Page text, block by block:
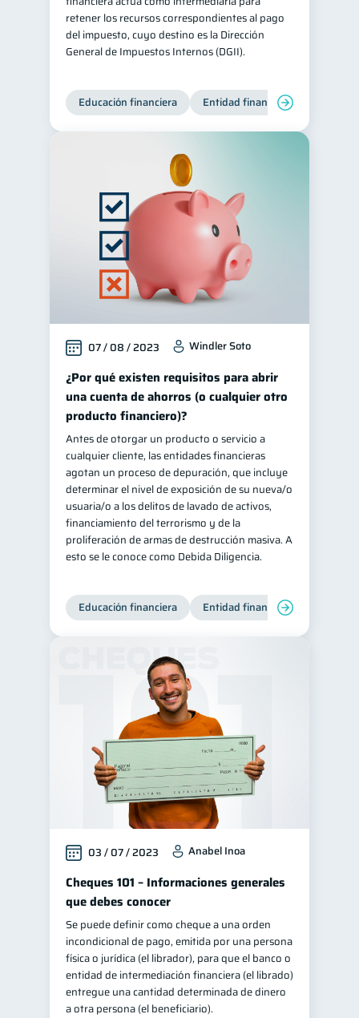
retener los recursos correspondientes al pago
del impuesto, cuyo destino es la Dirección
General de Impuestos Internos (DGII).
Educación financiera Entidad financiera
07 / 08 / 2023 Windler Soto
¿Por qué existen requisitos para abrir
una cuenta de ahorros (o cualquier otro
producto financiero)?
Antes de otorgar un producto o servicio a
cualquier cliente, las entidades financieras
agotan un proceso de depuración, que incluye
determinar el nivel de exposición de su nueva/o
usuaria/o a los delitos de lavado de activos,
financiamiento del terrorismo y de la
proliferación de armas de destrucción masiva. A
esto se le conoce como Debida Diligencia.
Educación financiera Entidad financiera
03 / 07 / 2023 Anabel Inoa
Cheques 101 – Informaciones generales
que debes conocer
Se puede definir como cheque a una orden
incondicional de pago, emitida por una persona
física o jurídica (el librador), para que el banco o
entidad de intermediación financiera (el librado)
entregue una cantidad determinada de dinero
a otra persona (el beneficiario).